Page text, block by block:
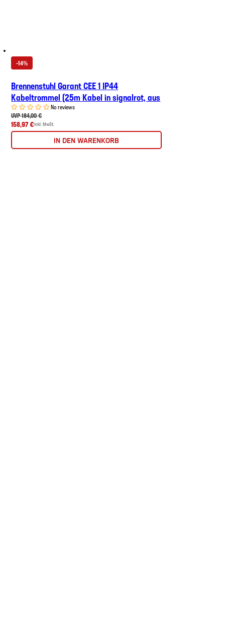
-14%
Brennenstuhl Garant CEE 1 IP44
Kabeltrommel (25m Kabel in signalrot, aus
No reviews
UVP 184,00 €
158,97 €inkl. MwSt.
IN DEN WARENKORB